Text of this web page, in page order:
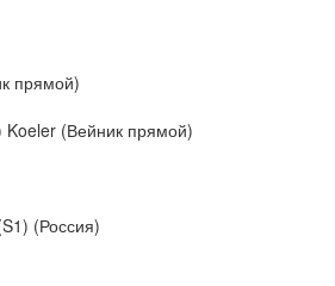
прямой)
(Вейник прямой)
(Россия)